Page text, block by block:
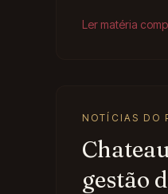
Ler matéria
NOTÍCIAS DO
gestão